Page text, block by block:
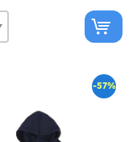
-57%